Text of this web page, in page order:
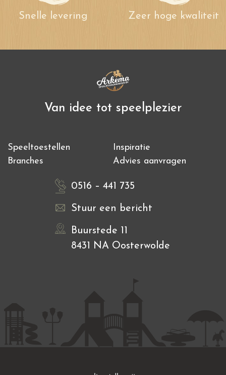
Snelle levering Zeer hoge kwaliteit
Van idee tot speelplezier
Speeltoestellen
Inspiratie
Branches
Advies aanvragen
0516 – 441 735
Stuur een bericht
Buurstede 11
8431 NA Oosterwolde